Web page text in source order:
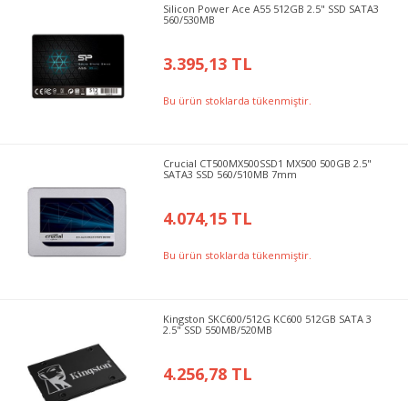
Silicon Power Ace A55 512GB 2.5" SSD SATA3
560/530MB
3.395,13 TL
Bu ürün stoklarda tükenmiştir.
Crucial CT500MX500SSD1 MX500 500GB 2.5"
SATA3 SSD 560/510MB 7mm
4.074,15 TL
Bu ürün stoklarda tükenmiştir.
Kingston SKC600/512G KC600 512GB SATA 3
2.5" SSD 550MB/520MB
4.256,78 TL